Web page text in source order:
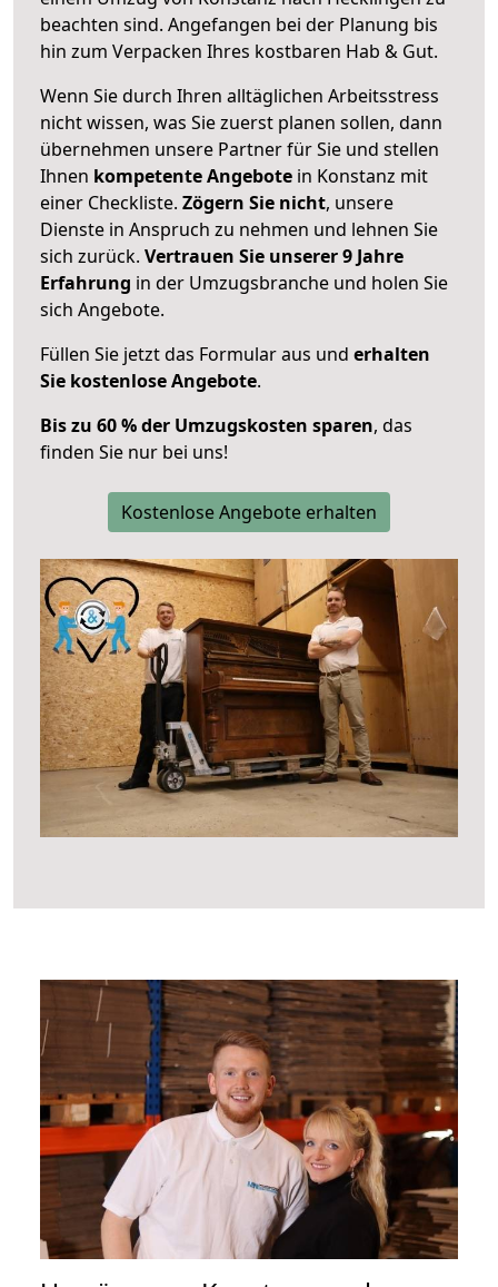
beachten sind. Angefangen bei der Planung bis
hin zum Verpacken Ihres kostbaren Hab & Gut.
Wenn Sie durch Ihren alltäglichen Arbeitsstress
nicht wissen, was Sie zuerst planen sollen, dann
übernehmen unsere Partner für Sie und stellen
Ihnen kompetente Angebote in Konstanz mit
einer Checkliste. Zögern Sie nicht, unsere
Dienste in Anspruch zu nehmen und lehnen Sie
sich zurück. Vertrauen Sie unserer 9 Jahre
Erfahrung in der Umzugsbranche und holen Sie
sich Angebote.
Füllen Sie jetzt das Formular aus und erhalten
Sie kostenlose Angebote.
Bis zu 60 % der Umzugskosten sparen, das
finden Sie nur bei uns!
Kostenlose Angebote erhalten